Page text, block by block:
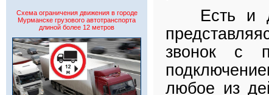
Схема ограничения движения в городе
Мурманске грузового автотранспорта
длиной более 12 метров
Есть и
звонок с
любое из